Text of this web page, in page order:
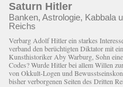
Saturn Hitler
Banken, Astrologie, Kabbala
Reichs
Verbarg Adolf Hitler ein starkes
verband den berüchtigten Diktator mit
Kunsthistoriker Aby Warburg, Sohn
Codes? Wurde Hitler bei allem Willen
von Okkult-Logen und
bisher verborgenen Seiten des Dritten